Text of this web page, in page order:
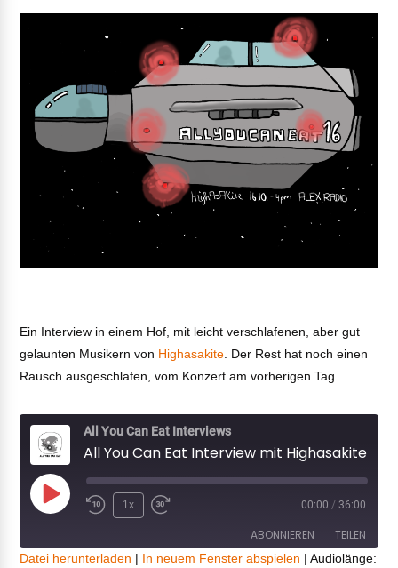
Ein Interview in einem Hof, mit leicht verschlafenen, aber gut
gelaunten Musikern von Highasakite . Der Rest hat noch einen
Rausch ausgeschlafen, vom Konzert am vorherigen Tag.
All You Can Eat Interviews
Play
1x 00:00 / 36:00
ABONNIEREN TEILEN
Datei herunterladen | In neuem Fenster abspielen |Audiolänge: